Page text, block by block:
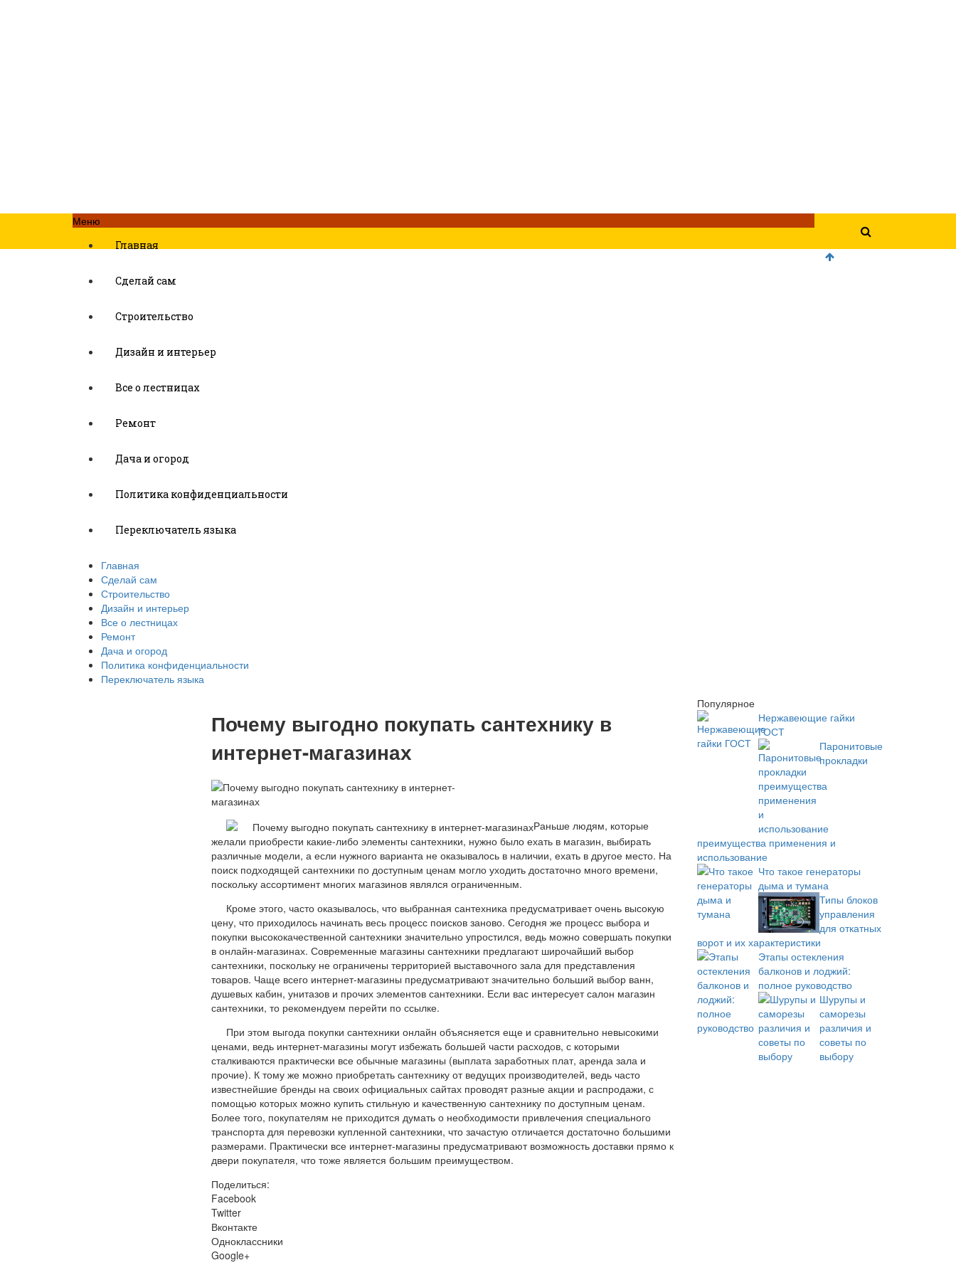
Меню
Главная
Сделай сам
Строительство
Дизайн и интерьер
Все о лестницах
Ремонт
Дача и огород
Политика конфиденциальности
Переключатель языка
Главная
Сделай сам
Строительство
Дизайн и интерьер
Все о лестницах
Ремонт
Дача и огород
Политика конфиденциальности
Переключатель языка
Почему выгодно покупать сантехнику в
интернет-магазинах
Раньше людям, которые
желали приобрести какие-либо элементы сантехники, нужно было ехать в магазин, выбирать
различные модели, а если нужного варианта не оказывалось в наличии, ехать в другое место. На
поиск подходящей сантехники по доступным ценам могло уходить достаточно много времени,
поскольку ассортимент многих магазинов являлся ограниченным.
Кроме этого, часто оказывалось, что выбранная сантехника предусматривает очень высокую
цену, что приходилось начинать весь процесс поисков заново. Сегодня же процесс выбора и
покупки высококачественной сантехники значительно упростился, ведь можно совершать покупки
в онлайн-магазинах. Современные магазины сантехники предлагают широчайший выбор
сантехники, поскольку не ограничены территорией выставочного зала для представления
товаров. Чаще всего интернет-магазины предусматривают значительно больший выбор ванн,
душевых кабин, унитазов и прочих элементов сантехники. Если вас интересует салон магазин
сантехники, то рекомендуем перейти по ссылке.
При этом выгода покупки сантехники онлайн объясняется еще и сравнительно невысокими
ценами, ведь интернет-магазины могут избежать большей части расходов, с которыми
сталкиваются практически все обычные магазины (выплата заработных плат, аренда зала и
прочие). К тому же можно приобретать сантехнику от ведущих производителей, ведь часто
известнейшие бренды на своих официальных сайтах проводят разные акции и распродажи, с
помощью которых можно купить стильную и качественную сантехнику по доступным ценам.
Более того, покупателям не приходится думать о необходимости привлечения специального
транспорта для перевозки купленной сантехники, что зачастую отличается достаточно большими
размерами. Практически все интернет-магазины предусматривают возможность доставки прямо к
двери покупателя, что тоже является большим преимуществом.
Поделиться:
Facebook
Twitter
Вконтакте
Одноклассники
Google+
Популярное
Нержавеющие гайки
ГОСТ
Паронитовые
прокладки
преимущества применения и
использование
Что такое генераторы
дыма и тумана
Типы блоков
управления
для откатных
ворот и их характеристики
Этапы остекления
балконов и лоджий:
полное руководство
Шурупы и
саморезы
различия и
советы по
выбору